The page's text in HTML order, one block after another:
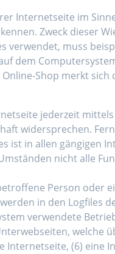
Internetseite im
Zweck dieser
muss
dem
Shop merkt
jederzeit
widersprechen.
ist in allen gängigen
nicht alle
Person oder
in den Logfiles
verwendete
welche
(6) eine